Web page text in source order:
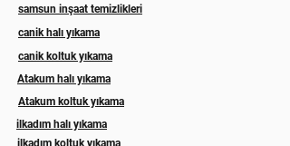
samsun inşaat temizlikleri
canik halı yıkama
canik koltuk yıkama
Atakum halı yıkama
Atakum koltuk yıkama
ilkadım halı yıkama
ilkadım koltuk yıkama